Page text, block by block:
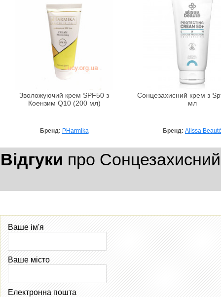
Зволожуючий крем SPF50 з
Коензим Q10 (200 мл)
Бренд: PHarmika
Сонцезахисний крем з
мл
Бренд: Alissa
Відгуки про
Ваше ім'я
Ваше місто
Електронна пошта